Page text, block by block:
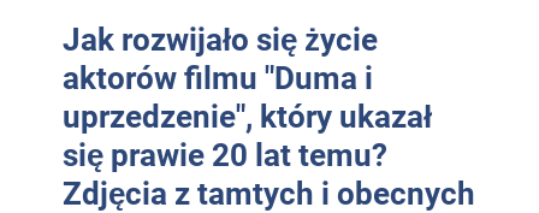
Jak rozwijało się życie
aktorów filmu "Duma i
uprzedzenie", który ukazał
się prawie 20 lat temu?
Zdjęcia z tamtych i obecnych